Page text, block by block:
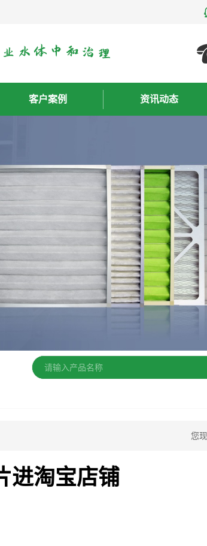
客户案例 资讯动态
您
进淘宝店铺